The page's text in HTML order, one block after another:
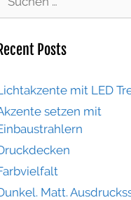
Posts
mit LED
setzen mit
Matt.